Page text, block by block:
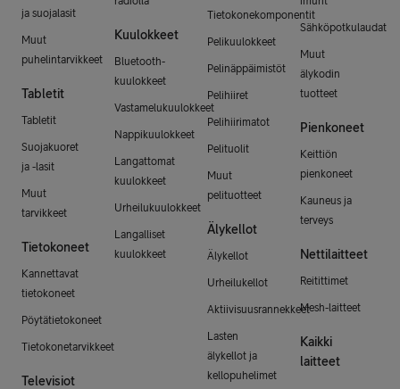
ja suojalasit
Muut
puhelintarvikkeet
Tabletit
Tabletit
Suojakuoret
ja -lasit
Muut
tarvikkeet
Tietokoneet
Kannettavat
tietokoneet
Pöytätietokoneet
Tietokonetarvikkeet
Televisiot
Kuulokkeet
Bluetooth-
kuulokkeet
Vastamelukuulokkeet
Nappikuulokkeet
Langattomat
kuulokkeet
Urheilukuulokkeet
Langalliset
kuulokkeet
Tietokonekomponentit
Pelikuulokkeet
Pelinäppäimistöt
Pelihiiret
Pelihiirimatot
Pelituolit
Muut
pelituotteet
Älykellot
Älykellot
Urheilukellot
Aktiivisuusrannekkeet
Lasten
älykellot ja
kellopuhelimet
Sähköpotkulaudat
Muut
älykodin
tuotteet
Pienkoneet
Keittiön
pienkoneet
Kauneus ja
terveys
Nettilaitteet
Reitittimet
Mesh-laitteet
Kaikki
laitteet